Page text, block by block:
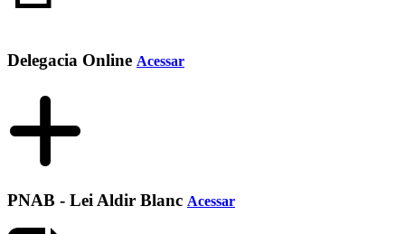
Delegacia Online Acessar
PNAB - Lei Aldir Blanc Acessar